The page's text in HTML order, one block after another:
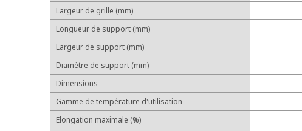
Largeur de grille (mm)
Longueur de support (mm)
Largeur de support (mm)
Diamètre de support (mm)
Dimensions
Gamme de température d'utilisation
Elongation maximale (%)